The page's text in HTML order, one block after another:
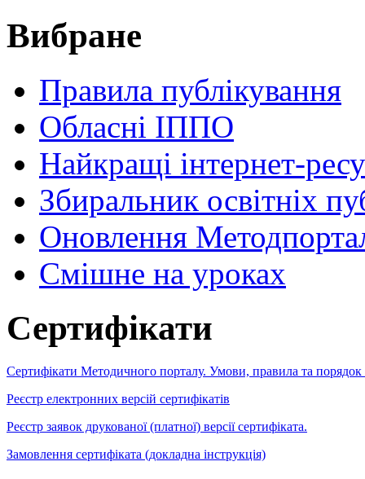
Вибране
Правила публікування
Обласні ІППО
Найкращі інтернет-
Збиральник освітніх
Оновлення
Cмішне на уроках
Сертифікати
Сертифікати Методичного порталу. Умови, правила та порядок
Реєстр електронних версій сертифікатів
Реєстр заявок друкованої (платної) версії сертифіката.
Замовлення сертифіката (докладна інструкція)